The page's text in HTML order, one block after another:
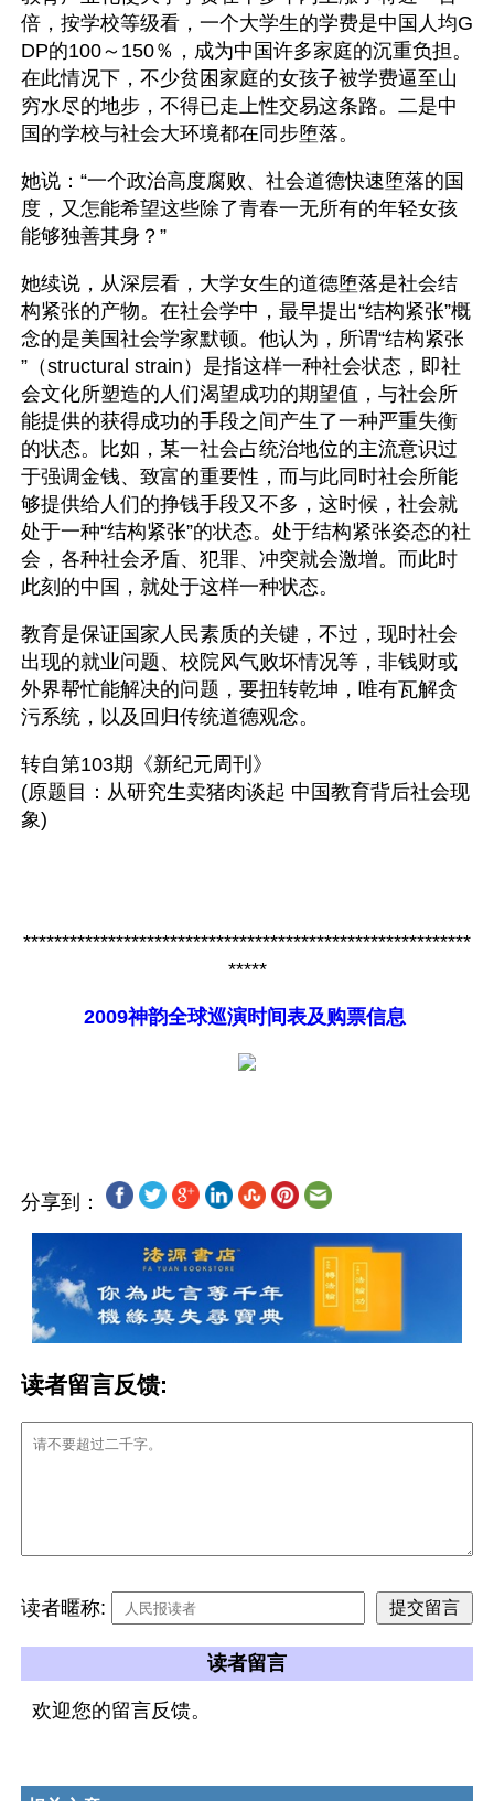
倍，按学校等级看，一个大学生的学费是中国人均G
DP的100～150％，成为中国许多家庭的沉重负担。
在此情况下，不少贫困家庭的女孩子被学费逼至山
穷水尽的地步，不得已走上性交易这条路。二是中
国的学校与社会大环境都在同步堕落。
她说：“一个政治高度腐败、社会道德快速堕落的国
度，又怎能希望这些除了青春一无所有的年轻女孩
能够独善其身？”
她续说，从深层看，大学女生的道德堕落是社会结
构紧张的产物。在社会学中，最早提出“结构紧张”概
念的是美国社会学家默顿。他认为，所谓“结构紧张
”（structural strain）是指这样一种社会状态，即社
会文化所塑造的人们渴望成功的期望值，与社会所
能提供的获得成功的手段之间产生了一种严重失衡
的状态。比如，某一社会占统治地位的主流意识过
于强调金钱、致富的重要性，而与此同时社会所能
够提供给人们的挣钱手段又不多，这时候，社会就
处于一种“结构紧张”的状态。处于结构紧张姿态的社
会，各种社会矛盾、犯罪、冲突就会激增。而此时
此刻的中国，就处于这样一种状态。
教育是保证国家人民素质的关键，不过，现时社会
出现的就业问题、校院风气败坏情况等，非钱财或
外界帮忙能解决的问题，要扭转乾坤，唯有瓦解贪
污系统，以及回归传统道德观念。
转自第103期《新纪元周刊》
(原题目：从研究生卖猪肉谈起 中国教育背后社会现
象)
**********************************************************
*****
2009神韵全球巡演时间表及购票信息
分享到：
读者留言反馈:
读者暱称:
读者留言
欢迎您的留言反馈。